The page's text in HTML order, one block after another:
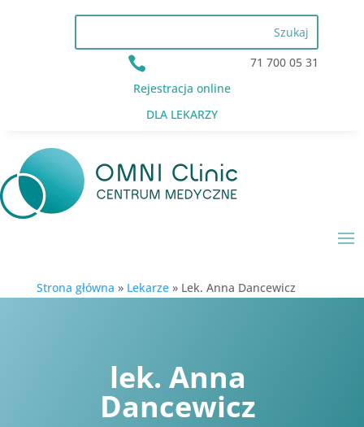

71 700 05 31
Rejestracja online
DLA LEKARZY
Strona główna » Lekarze» Lek. Anna Dancewicz
lek. Anna
Dancewicz